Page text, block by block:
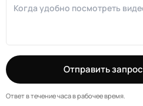
Отправить запрос
Ответ в течение часа в рабочее время.